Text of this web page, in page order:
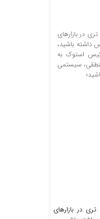
در بازارهای
داشته باشید،
استوک به
سیستمی
در بازارهای